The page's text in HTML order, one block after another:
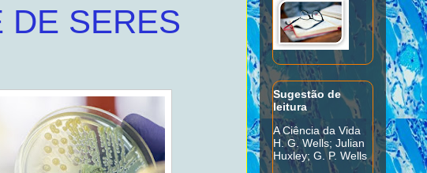
DE SERES
Sugestão de
leitura
A Ciência da Vida
H. G. Wells; Julian
Huxley; G. P. Wells